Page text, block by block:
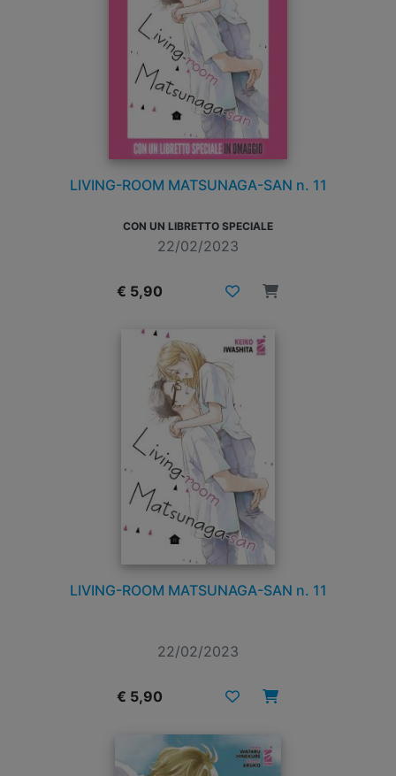
LIVING-ROOM MATSUNAGA-SAN n. 11
CON UN LIBRETTO SPECIALE
22/02/2023
€ 5,90
LIVING-ROOM MATSUNAGA-SAN n. 11
22/02/2023
€ 5,90